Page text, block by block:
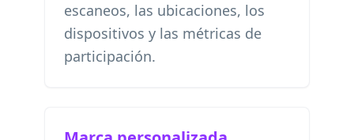
escaneos, las ubicaciones, los
dispositivos y las métricas de
participación.